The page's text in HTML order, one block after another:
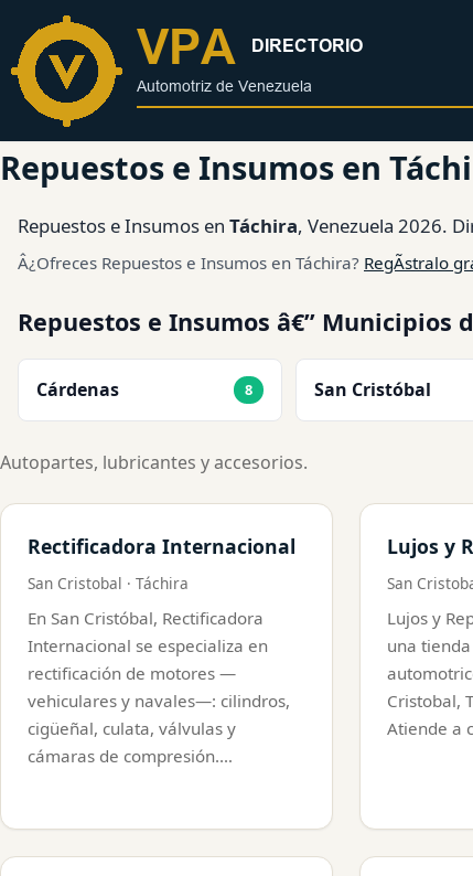
contenido
Repuestos e Insumos en
Repuestos e Insumos en Táchira, Venezuela 2026.
Â¿Ofreces Repuestos e Insumos en Táchira? RegÃ­stralo
Repuestos e Insumos â€” Municipios
Cárdenas 8 San Cristóbal
Autopartes, lubricantes y accesorios.
Rectificadora Internacional
San Cristobal · Táchira
En San Cristóbal, Rectificadora
Internacional se especializa en
rectificación de motores —
vehiculares y navales—: cilindros,
cigüeñal, culata, válvulas y
cámaras de compresión.…
Lujos y
San
Lujos y
una
Cristobal,
Atiende a